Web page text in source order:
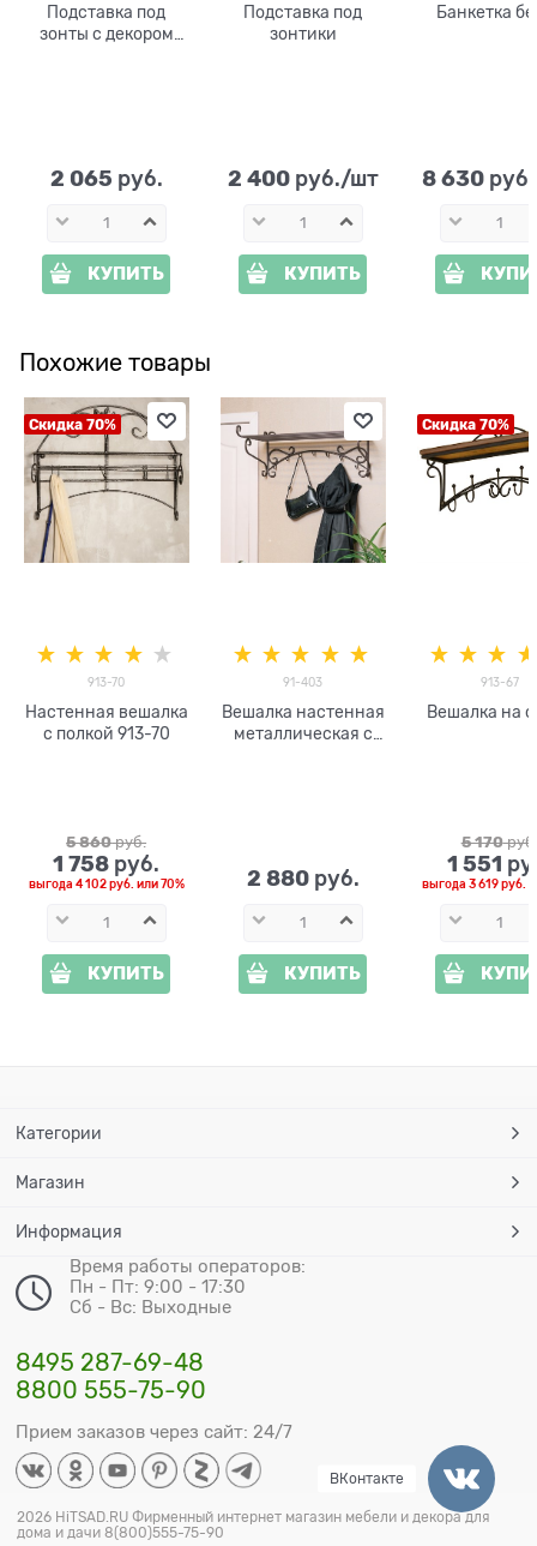
Подставка под
зонты с декором
2 065 руб.
КУПИТЬ
Подставка под
зонтики
2 400 руб./шт
КУПИТЬ
Банкетка
8 630
Похожие товары
Скидка 70%
913-70
Настенная вешалка
с полкой 913-70
5 860 руб.
1 758 руб.
выгода 4 102 руб. или70%
КУПИТЬ
91-403
Вешалка настенная
металлическая с
2 880 руб.
КУПИТЬ
Скидка 70%
913-67
Вешалка на
5 170 руб.
1 551
выгода3 619 руб.
Категории
Магазин
Информация
Время работы операторов:
Пн - Пт: 9:00 - 17:30
Сб - Вс: Выходные
8495 287-69-48
8800 555-75-90
Прием заказов через сайт: 24/7
2026 HiTSAD.RU Фирменный интернет магазин мебели и декора для
дома и дачи 8(800)555-75-90
ВКонтакте